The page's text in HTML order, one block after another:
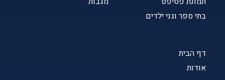
דף הבית
אודות
בתי ספר וגני ילדים